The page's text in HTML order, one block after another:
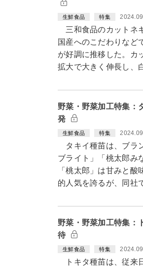
生鮮食品 特集
三和食品のカットネ
国産へのこだわりなど
が好調に推移した。カ
拡大で大きく伸長し、
野菜・野菜加工特集
発
生鮮食品 特集
タキイ種苗は、ブラ
ブライト」「桃太郎
「桃太郎」は甘みと
的人気を誇るが、同社
野菜・野菜加工特集
待
生鮮食品 特集
トキタ種苗は、従来